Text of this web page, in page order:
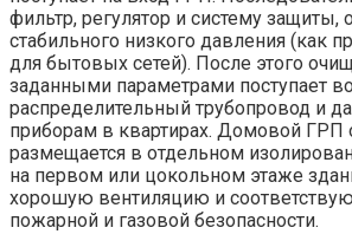
фильтр, регулятор и систему защиты,
стабильного низкого давления (как
для бытовых сетей). После этого
заданными параметрами поступает
распределительный трубопровод и
приборам в квартирах. Домовой ГРП
размещается в отдельном
на первом или цокольном этаже
хорошую вентиляцию и
пожарной и газовой безопасности.